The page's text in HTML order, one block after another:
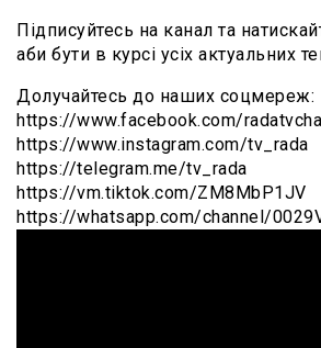
Підписуйтесь на канал та
аби бути в курсі усіх актуальних
Долучайтесь до наших соцмереж:
https://www.facebook.com/
https://www.instagram.com/tv_rada
https://telegram.me/tv_rada
https://vm.tiktok.com/ZM8MbP1JV
https://whatsapp.com/channel/